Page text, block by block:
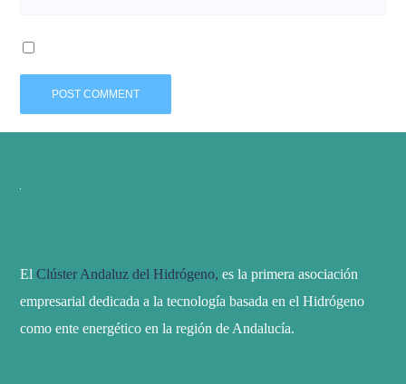
El Clúster Andaluz del Hidrógeno, es la primera asociación
empresarial dedicada a la tecnología basada en el Hidrógeno
como ente energético en la región de Andalucía.